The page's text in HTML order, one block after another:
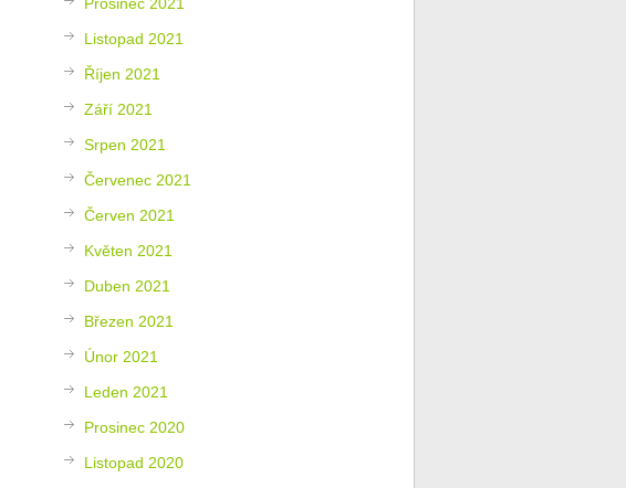
Listopad 2021
Říjen 2021
Září 2021
Srpen 2021
Červenec 2021
Červen 2021
Květen 2021
Duben 2021
Březen 2021
Únor 2021
Leden 2021
Prosinec 2020
Listopad 2020